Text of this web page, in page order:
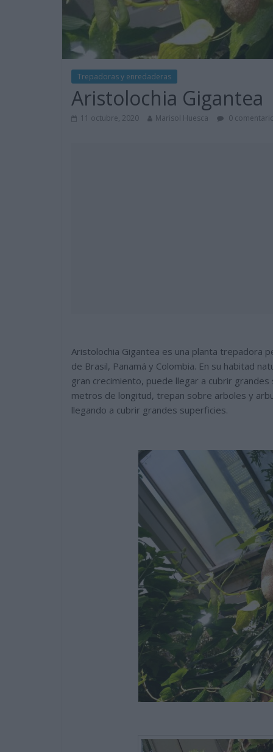
Trepadoras y enredaderas
Aristolochia Gigantea
11 octubre, 2020 Marisol Huesca 0
Aristolochia Gigantea es una planta trepadora
de Brasil, Panamá y Colombia. En su habitad
gran crecimiento, puede llegar a cubrir
metros de longitud, trepan sobre arboles y
llegando a cubrir grandes superficies.